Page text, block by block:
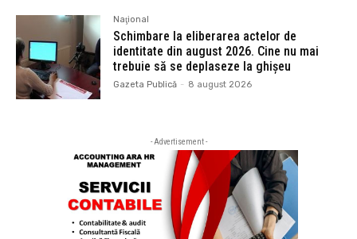
Naţional
Schimbare la eliberarea actelor de
identitate din august 2026. Cine nu mai
trebuie să se deplaseze la ghișeu
Gazeta Publică - 8 august 2026
- Advertisement -